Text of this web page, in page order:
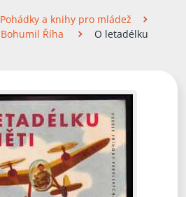
Pohádky a knihy pro mládež
Bohumil Říha
O letadélku